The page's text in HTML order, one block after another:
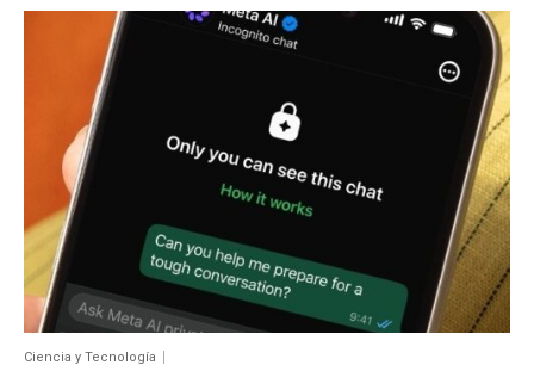
Ciencia y Tecnología